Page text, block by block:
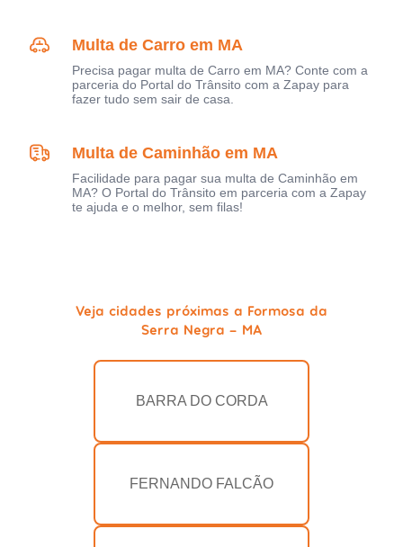
Multa de Carro em MA
Precisa pagar multa de Carro em MA? Conte com a
parceria do Portal do Trânsito com a Zapay para
fazer tudo sem sair de casa.
Multa de Caminhão em MA
Facilidade para pagar sua multa de Caminhão em
MA? O Portal do Trânsito em parceria com a Zapay
te ajuda e o melhor, sem filas!
Veja cidades próximas a Formosa da
Serra Negra - MA
BARRA DO CORDA
FERNANDO FALCÃO